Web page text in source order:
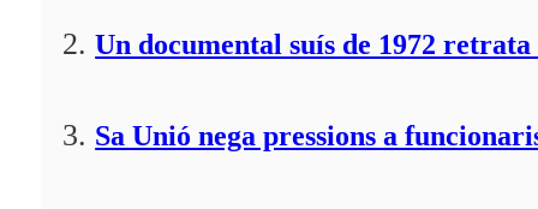
Un documental suís de 1972
Sa Unió nega pressions a